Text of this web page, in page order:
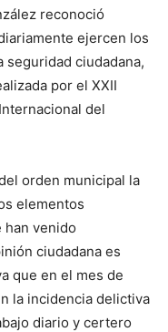
reconoció
ejercen los
seguridad ciudadana,
por el XXII
del
orden municipal la
elementos
han venido
ciudadana es
que en el mes de
la incidencia delictiva
diario y certero